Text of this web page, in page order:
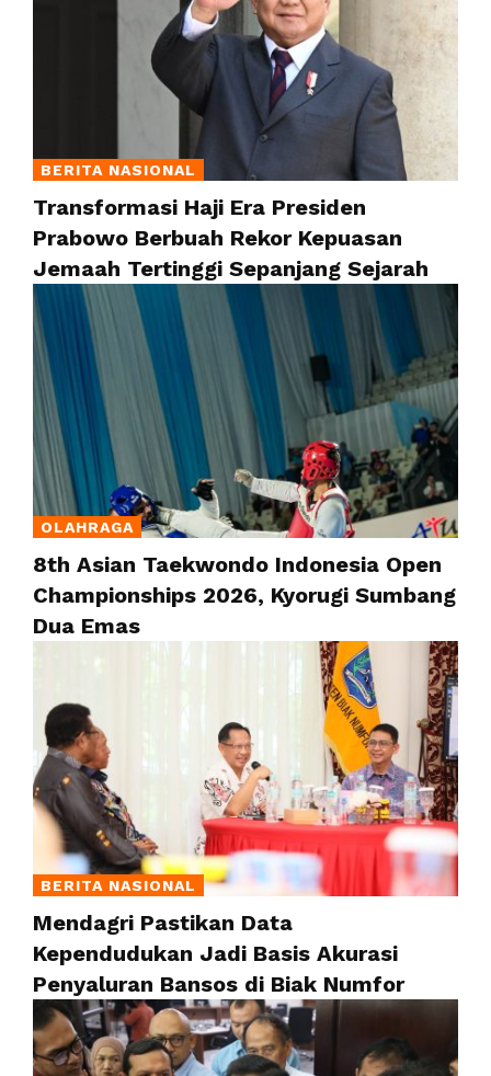
BERITA NASIONAL
Transformasi Haji Era Presiden
Prabowo Berbuah Rekor Kepuasan
Jemaah Tertinggi Sepanjang Sejarah
OLAHRAGA
8th Asian Taekwondo Indonesia Open
Championships 2026, Kyorugi Sumbang
Dua Emas
BERITA NASIONAL
Mendagri Pastikan Data
Kependudukan Jadi Basis Akurasi
Penyaluran Bansos di Biak Numfor